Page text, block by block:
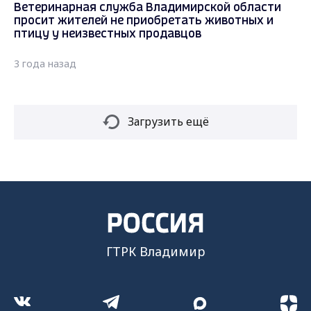
Ветеринарная служба Владимирской области
просит жителей не приобретать животных и
птицу у неизвестных продавцов
3 года назад
Загрузить ещё
ГТРК Владимир